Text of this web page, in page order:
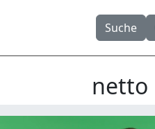
Suche
netto